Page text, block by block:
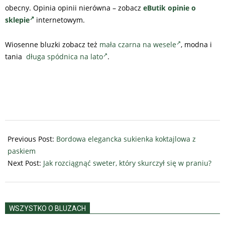
obecny. Opinia opinii nierówna – zobacz eButik opinie o
sklepie
internetowym.
Wiosenne bluzki zobacz też mała czarna na wesele , modna i
tania długa spódnica na lato .
02-
09
Previous Post: Bordowa elegancka sukienka koktajlowa z
paskiem
Next Post: Jak rozciągnąć sweter, który skurczył się w praniu?
WSZYSTKO O BLUZACH